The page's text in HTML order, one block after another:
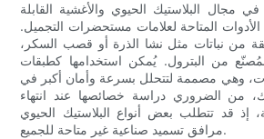
مجال البلاستيك الحيوي والأغشية القابلة
المتاحة لعلامات مستحضرات التجميل.
من نباتات مثل نشا الذرة أو قصب السكر،
المُصنّع من البترول. يُمكن استخدامها كطبقات
وهي مصممة لتتحلل بسرعة وأمان أكبر في
من الضروري دراسة خصائصها عند انتهاء
إذ قد تتطلب بعض أنواع البلاستيك الحيوي
مرافق تسميد صناعية غير متاحة للجميع.